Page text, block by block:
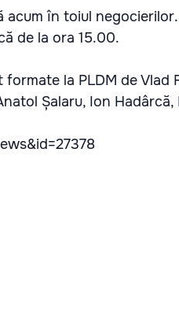
acum în toiul
de la ora 15.00.
la PLDM de Vlad
Șalaru, Ion